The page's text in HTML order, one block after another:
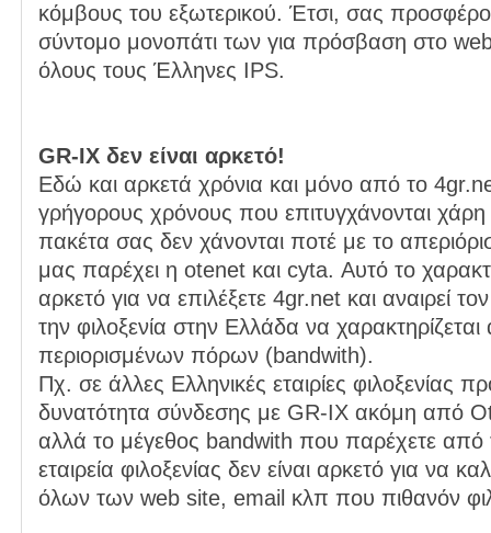
κόμβους του εξωτερικού. Έτσι, σας
σύντομο μονοπάτι των για πρόσβαση στο
όλους τους Έλληνες IPS.
GR-IX δεν είναι αρκετό!
Εδώ και αρκετά χρόνια και μόνο από το
γρήγορους χρόνους που επιτυγχάνονται
πακέτα σας δεν χάνονται ποτέ με το
μας παρέχει η otenet και cyta. Αυτό το
αρκετό για να επιλέξετε 4gr.net και αναιρεί
την φιλοξενία στην Ελλάδα να
περιορισμένων πόρων (bandwith).
Πχ. σε άλλες Ελληνικές εταιρίες φιλοξενίας
δυνατότητα σύνδεσης με GR-IX ακόμη από
αλλά το μέγεθος bandwith που παρέχετε από
εταιρεία φιλοξενίας δεν είναι αρκετό για να
όλων των web site, email κλπ που πιθανόν